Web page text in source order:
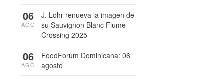
J. Lohr renueva la imagen de
su Sauvignon Blanc Flume
Crossing 2025
06
AGO
FoodForum Dominicana: 06
agosto
06
AGO